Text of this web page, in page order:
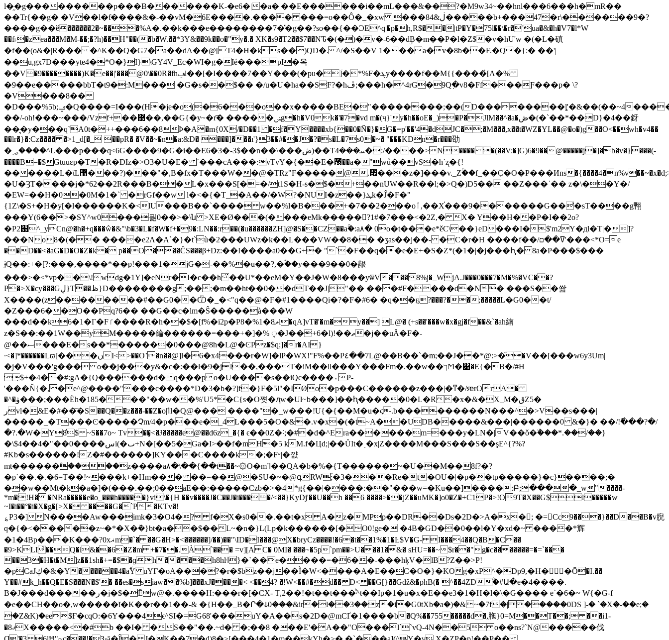
l�֦�g���������p���B�������K-�e6�|�a�|��E������i��mL���&��?�M9w34~��hnl���6���h�mR��
��Tr{��g� �V��l�ƭ����&�-��vM�6E����.���� ���=o��Ô�_�xw |���8ڶ&4�����b+���47�r\������9�?
����g��ӗ������2�~���%A�.��k���e��������7�̽�g��?so��{��ϽE^q|�p�h,R$��|tP�Y�75l��\�r�'ua�&�h�V7�l*W
��f˫�zea���M�M-��;�?h)��H"��(�b�W.��*3Y&��9k��o�"y�.� XK�s9�T2��$7��NԎ�(�)�v�-6��dۣB�m��P�l�Z$�v�hU'w �(�L�磌
�f��(o&�|R����^K��Q�G7�a��dA��@[T4�H�ks��)QD�. ^/�S��V 1���a�v�8b��F.�Q�{:� ��'|
��u,gx7D���yte4�*O�}I}\GY4V_Ec�WI�g�Ié���pI�옥
��V�9��������)K�e��|'���@0\��0R�fhݠl��[�I����7��Y���(�ҏu�]ׄ�*%F�ܔy����f��M{{����҆[A�%
�9��e�����bbT�t9�:M��� �G�s��$�� �/u�U�ha��SF?�hڦ;���h�^4rG�9Q߲�v8�Ff���Ƒ���p� \?
�V���8��
�D���%5b;ݡ�Q����=I���(H�je�o(�6���o��x�����BE�"��������;��(D��������ȴ'�&��(��~4����j^!I�D�q�؍��-
��/-oh!���~���/Vzf+��޳��,��G{�y~�r͡� �����ݾg�h�V0k�'�7�vd m�(ҷ}'y�h��oE�_)�P�JlM��^�a�ڞ�(�`��*��D}�4��釾
��͉�y���q`A0t�++���6��8Ϸ�A�m{0X/�D��̍1 �f�Y����xb{��0�Ñ�}�G�=p'��'4�dJC�;�M���,x��t�WZ�YL��@�o�)g��O<��wh�v4��
��lr�}�:Cz���� �>1_d[�_ ��pR� �V��~�n�a:&D� ���]���ı'}3��#��J�?�s�L�7s0�~� "���KDn�r���劭
�؃����^L���p���q<6G����9�G�i��E6�3� -3$��n��\���ڞ)��Tܚ���4�:/����>N���� �(��V:�]G)6�9��@�����j�]�b�v�}���(-
����B=�$Gtuuεp�T�R�DIz�>O3�U�E� `���cA���:vTvY�{��E�԰��a�"wǘ��vS�h`zͅ�{!
������L�ϊL޹���?)���"�,B�fx�T���W��@�TRz"F�����@ֶ.׏���z�]���v._Zۚ��f_��Ҫ�O�P���Иns�{����4�n%v��~�x�d;>jt�4�]��2Ε��
�U�ȜT����j�*62��2R���B��L�x���S[�=�/t1S�H-s�$�+��nUW��R��l;�>Q�)D5�� ��Z���ˈ�� z�\��Y�/
�EW=��H�0�0M�1�` �rGf��w l�<�{�T_�A��/�W?�NUI�z��}ܛk�Ĵ�F�"
{1Z\�S+�H�y[�l������K�<lU���B��`���� w��%l�B���+�7��2���oٱ,��X֫���9�������G��̛�sT����g翈
���Y(6��>�SY^w0���풢0��>�\ն >XE�Ø���(����eMk�����?1#�7���<�2Z,� X� Y��H��P�I��2o?
�P2֐^_yCn@�h�+q���ŵ�&"\b�3�L�f�W�f+�9�:LN��:r��(�u������ZH]@�S��CZ��aۚ�:a۸� 0o�t���e*ěC\��}eD���I�$'m2Y�дl�T|�]?
���No8�(�� ����e2Ʌ�A`�}�t`ù�2���UWz�k��L���VW��8�� �ʒas��j��- �C�r�H ����f��/ߜ��ם'���<*O=e
��D��<�aG�D�O�Z�k� p��O���ĈS���β+Dz:��I����a0��G+� "`�F��q��e�E+�S�Z*(�1�|�j���Ԧ� 8a�P���$���
ɉQ��:+�[?:���,����*��p!���ׅ1�jG�-��%�u��?,�ؐ��y���9��0�龈
���>�<*vp��\!wdg�1Y]�eNr�I�c��h̃��U*��eM�Y��J�W�8���yѿV���8%j�_WjA.J���0���7�M�%�VC��?
P�>X�cy���Gڸ}T��ظ}D��������g;��;�m��ht��0��dT��J|"�� ���#F����d�N� ���S��쏾
X����(z��������#��G0��Ѿ�_�<"q��@�F�#1����Qi�?�F�#6� �q��ҕ?���?��;�����L�G0��t/
�Z���6��O��Pq?6�� ��G��c�ӏm�Ŝ�����à���W
���d��k6�1 �Γ�Fٵ����R�h��$�[f%�i2p�P8�%ލ8�1l�qA]vT�'�m�y��] L@� (+s��'���w�x�gj�f��&`�ah䋻
z�S��:��1W��yM�����綸 ������=���+�]�% ᤪ�J��+6�l)!��ތ�j��uĂ�F�-
@��ސ���E�s��*������0���@8h�L@�ϾPz�$q;]�r�AI}
·<�]*������Lϖ[���ںI<>��O˺�n��@]l�6�x4���r�W]�lP�WX!"F%��P٤��7L@��B��`�m;��J��*@:>�֞�V��[���w6y3Um|
�j�V���'g��� o��j���y&�c�:��l�9�jl��,���T�iM��ll���Y���Fm�.��w��ךϺ�͸�E{�B�/#H
̗$+�4��#:gA�{Q������d�q���po�U����s��iQc����؞P-
'���Ň{�,�e^@����"���c����*D�3�b�?]f�}F�5l"�IØo�p���C������z���|�ͳ�/ԙrOrA�
�^�ۋ���;���Ëh�185���"��w��%'U5*�C{s�O쪗�ԯw�Ul~b���]��ԧ�����0�L�R�x�&�X_M�قZ5�
رvl�&E�#��҇�S��Q��z���-��Z�o|ߗl�Q@��� ����"�_w���!U{�{��M�u�ϛ.b���������N���^�>V��s���|
�����_�T���Ͼ�����Չm/4�p���e�_4L���5�O�&�.v�x�(�t~A��UDB�����&���|������0 &�}� ��/!߮���?�/
�?.�Ԝ�Y8͛$ ~S��7o~ Tv��̻<�Ɉ�����e@��d6z_�{� ϵ��0Z�˸;�#�d�^Era������m=���y�LN�|V��ǒ�ۜ���*.��/��}
�\$4��4�"��0����سi(�ٮ+N�[��5�Ga�I>��f�mH�5 kM.f�Цd;|��ȖIt�ˏ�x|Z����M���S���S��şE^{?%?
#Kb�s������!Z�#������]KY���C����k�;�F״|�꺖
mt������ۧ����z����a۸�\��{��t��~۞O�mߣ��QA�b�%�{T������~�U��M��8f?�?
�p`��.�.�6=T��!~���k+�Hm��� ��=��@�SU�~�@գRW֠;�3���Re�t�OU�|�p��tp�����}�c}����;�
��w��Mt�k�a�]�(���.��;0��aE��:�����Czb�>�4*g{��|����:��"���w=�Ku��]����:Բ;����_w"����-
*m�!H� |�NRa�����e�o_���h�����}vi\�{H ��v����J�C��J�i����/<��}KyDj'��U��h ��6 ����>��jZ��uMK�]o0�Z�+C1P�>!O9T�X��G$l�����w
~I�i��°�i�X�g�[>X� ����G�`P�KTv�!
؏P3�]N����Aw���imk�3�O4�? f�X�s0��.��t�x A�z�MPp��DR��Ds�2D�>A�x�; �=Cc9���}��D��B�v腉
q�{�<�����z~�*�X�ܰ�}bt�a��$��L~�n�}L(Lp�k������[�O0!ge� �4B�GD��0��l�Y�xd�~ ����*辉
�1�4 Bp���K���?0xޣm�`� ��G�H>�<������]/��)��"\ID�I���@X�bryCz����!�6�t��1%�1�Ŀ$V�G- I���4��Q�B�C��
�9>KLI҅��Q�i&��6�Z�m +�7��.À`��� =v][A C� 0MI� ���~�5p`pm��>U���1�&� sHU=��~$r��"g�c�������=�=`���
��3�H�t�M]z��1sh�+=�$�ɡh����h8hŀا}�`��e����=�6��-���hķV�lB?Z��>Р!
�pCaJڮ�&�Y������4�аٗY uYΓ�oA���?�r�$bz��j��Ì�W<����A�E��C�O�}�KOg�xP^�Dp9,�H�􇯁�Ō�I.��
Y��#k_h��Q�E�S���N�$'� ��es�siaw��%b]���xJ����< <��4? �!W<��#�d�� D< ��G[}��Gǆ&�phB(� ^��4ZDۨ�#Ա�e�4����.
B�J���d�����ر�j�$�Ӗw@�.����H:���r�[�CX- T,2��!�t��t���ͪ^t� �Ip�1�u�x�E��e3�1�H�l�\�G���� e`�6�~ W{�G-f
�e��CH��o�,w�����ĭ�K��r��1��-& �{H��_B�Ր�ↆ0���&ir�l��3��z�i�G0tXb�a�)�&~�7f�|�����0DS ]-� `�X�-��e;�
�Z&K)�ee$Ғ�cqO:�6Y���4ϵ^SI�=G68'���uY�A��s�2D�@mCҐ�1����b�Q%��755�����d�,胣}0=M��T��; ��i1-
�ޤ8X�����<�#b ��I� �S��"��.~d� �;��8 ���E'�A��"O���l``vQ-4N��5 o��ns?`N@�����伐